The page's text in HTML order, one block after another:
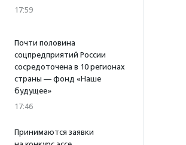
17:59
Почти половина
соцпредприятий России
сосредоточена в 10 регионах
страны — фонд «Наше
будущее»
17:46
Принимаются заявки